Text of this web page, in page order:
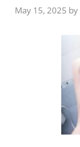
May 15, 2025 by